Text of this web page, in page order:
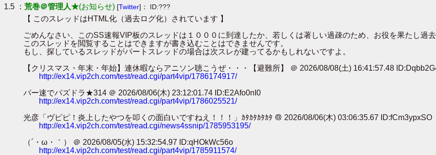
1.5 ： 荒巻＠管理人★(お知らせ) [Twitter]： ID:???
【 このスレッドはHTML化（過去ログ化）されています 】
ごめんなさい、このSS速報VIP板のスレッドは１０００に到達したか、若しくは著しい過疎のため、お役を果たし過
このスレッドを閲覧することはできますが書き込むことはできませんです。
もし、探しているスレッドがパートスレッドの場合は次スレが建ってるかもしれないですよ。
【クリスマス・年末・年始】連休暇ならアニソン聴こうぜ・・・【避難所】 ＠ 2026/08/08(土) 16:41:57.48
http://ex14.vip2ch.com/test/read.cgi/part4vip/1786174917/
パー速でパズドラ★314 ＠ 2026/08/06(木) 23:12:01.74 ID:E2Afo0nI0
http://ex14.vip2ch.com/test/read.cgi/part4vip/1786025521/
光彦「ヴピピ！炎上したやつを叩くの面白いですねえ！！！」ｶﾀｶﾀｶﾀｶﾀ ＠ 2026/08/06(木) 03:06:35.67 ID:fCm3ypxSO
http://ex14.vip2ch.com/test/read.cgi/news4ssnip/1785953195/
（´・ω・｀） ＠ 2026/08/05(水) 15:32:54.97 ID:qHOkWc56o
http://ex14.vip2ch.com/test/read.cgi/part4vip/1785911574/